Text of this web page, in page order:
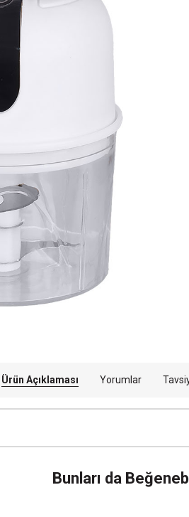
Ürün Açıklaması Yorumlar
Bunları da